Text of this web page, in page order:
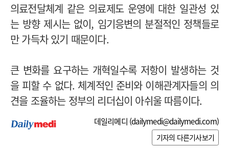
의료전달체계 같은 의료제도 운영에 대한 일관성 있
는 방향 제시는 없이, 임기응변의 분절적인 정책들로
만 가득차 있기 때문이다.
큰 변화를 요구하는 개혁일수록 저항이 발생하는 것
을 피할 수 없다. 체계적인 준비와 이해관계자들의 의
견을 조율하는 정부의 리더십이 아쉬울 따름이다.
데일리메디 (dailymedi@dailymedi.com)
기자의 다른기사보기